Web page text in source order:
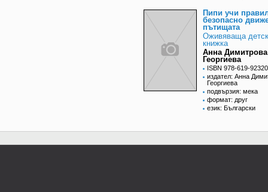
Пипи учи
безопасно
пътищата
Оживяваща
книжка
Анна Димитрова
Георгиева
ISBN 978-619-
издател: Анна
Георгиева
подвързия: мека
формат: друг
език: Български